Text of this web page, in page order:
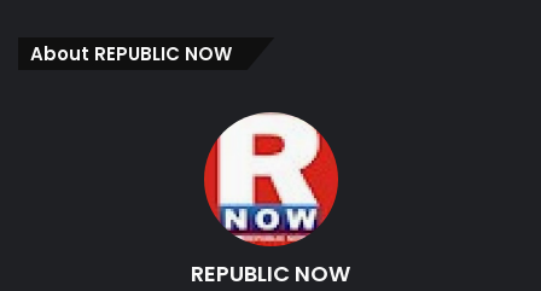
About REPUBLIC NOW
REPUBLIC NOW